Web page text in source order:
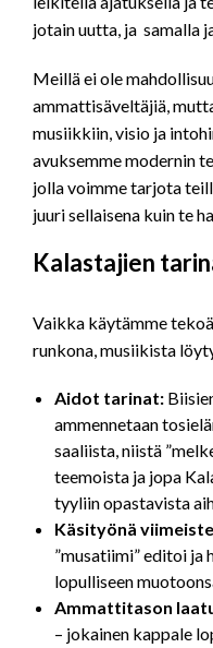
jotain uutta, ja samalla
Meillä ei ole
ammattisäveltäjiä,
musiikkiin, visio ja
avuksemme modernin
jolla voimme tarjota
juuri sellaisena kuin te
Kalastajien
Vaikka käytämme
runkona, musiikista
Aidot tarinat:
ammennetaan
saaliista, niistä
teemoista ja jopa
tyyliin opastavista
Käsityönä
”musatiimi” editoi
lopulliseen
Ammattitason
– jokainen kappale